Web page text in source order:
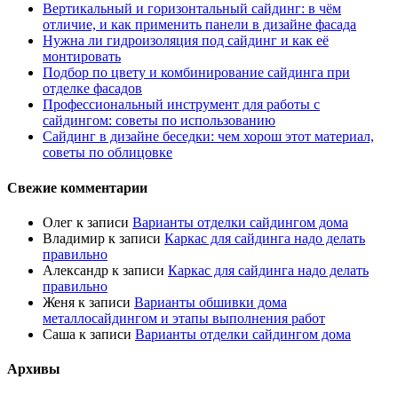
Вертикальный и горизонтальный сайдинг: в чём
отличие, и как применить панели в дизайне фасада
Нужна ли гидроизоляция под сайдинг и как её
монтировать
Подбор по цвету и комбинирование сайдинга при
отделке фасадов
Профессиональный инструмент для работы с
сайдингом: советы по использованию
Сайдинг в дизайне беседки: чем хорош этот материал,
советы по облицовке
Свежие комментарии
Олег к записи Варианты отделки сайдингом дома
Владимир к записи Каркас для сайдинга надо делать
правильно
Александр к записи Каркас для сайдинга надо делать
правильно
Женя к записи Варианты обшивки дома
металлосайдингом и этапы выполнения работ
Саша к записи Варианты отделки сайдингом дома
Архивы